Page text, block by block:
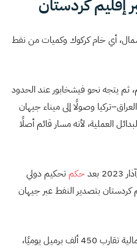
أي خام كركوك وكميات من نفط
ثم يتجه نحو فيشخابور عند الحدود
وصولًا إلى ميناء جيهان
العملية، لأنه مسار قائم أصلًا
حكم تحكيم دولي
كردستان بتصدير النفط عبر جيهان
ولكن قبل توقفه، كانت التدفقات الشمالية تقارب 450 ألف برميل يوميًا،